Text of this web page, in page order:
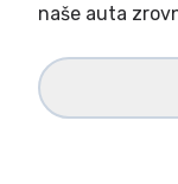
naše auta